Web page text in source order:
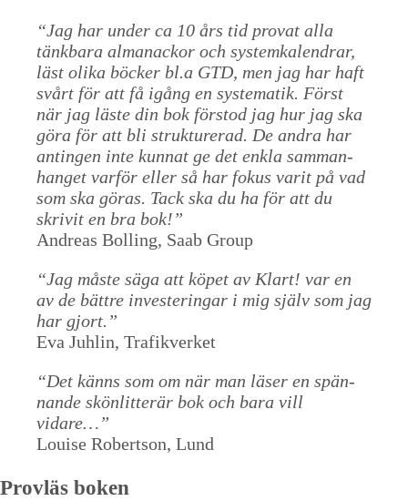
“Jag har under ca 10 års tid provat alla
tänkbara almanack­or och sys­temkalen­drar,
läst oli­ka böck­er bl.a GTD, men jag har haft
svårt för att få igång en sys­tem­atik. Först
när jag läste din bok förstod jag hur jag ska
göra för att bli struk­tur­erad. De andra har
anti­n­gen inte kun­nat ge det enkla sam­man­
hanget var­för eller så har fokus var­it på vad
som ska göras. Tack ska du ha för att du
skriv­it en bra bok!”
Andreas Bolling, Saab Group
“Jag måste säga att köpet av Klart! var en
av de bät­tre investeringar i mig själv som jag
har gjort.”
Eva Juh­lin, Trafikverket
“Det känns som om när man läs­er en spän­
nande skön­lit­terär bok och bara vill
vidare…”
Louise Robert­son, Lund
Provläs boken